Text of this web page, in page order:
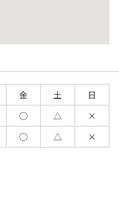
金 土
日
◯ △
×
◯ △
×